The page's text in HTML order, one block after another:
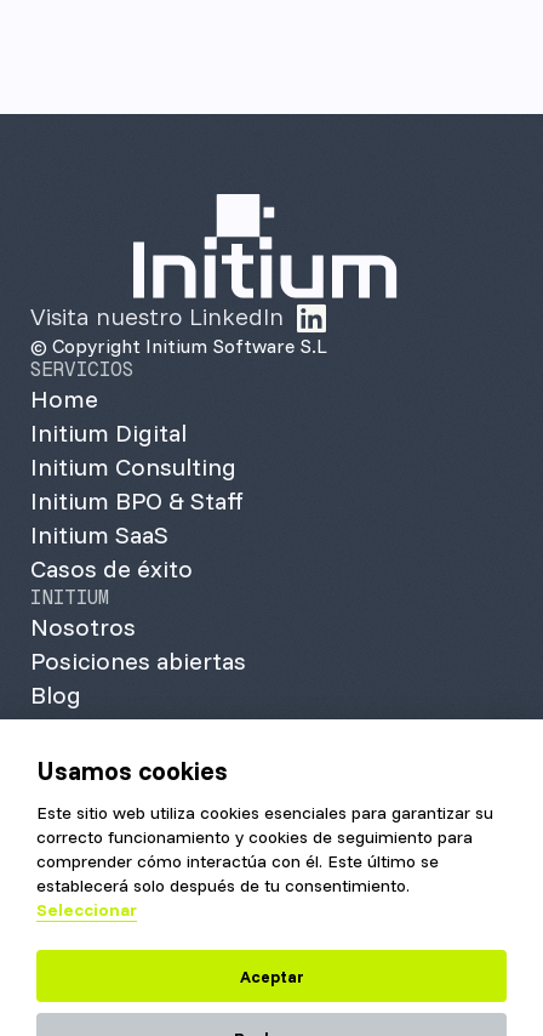
Visita nuestro LinkedIn
© Copyright Initium Software S.L
SERVICIOS
Home
Initium Digital
Initium Consulting
Initium BPO & Staff
Initium SaaS
Casos de éxito
INITIUM
Nosotros
Posiciones abiertas
Blog
Contacto
Info Initium
+34 930 494 961
Aviso
legal
Política de
calidad
Política de
privacidad
Política de
cookies
Usamos cookies
Este sitio web utiliza cookies esenciales para garantizar su
correcto funcionamiento y cookies de seguimiento para
comprender cómo interactúa con él. Este último se
establecerá solo después de tu consentimiento.
Seleccionar
Aceptar